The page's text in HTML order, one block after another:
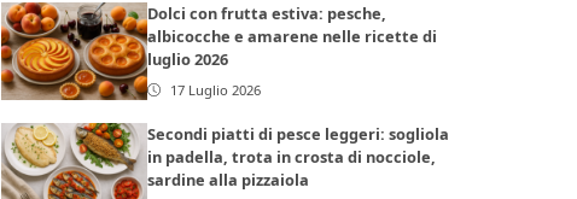
Dolci con frutta estiva: pesche,
albicocche e amarene nelle ricette di
luglio 2026
17 Luglio 2026
Secondi piatti di pesce leggeri: sogliola
in padella, trota in crosta di nocciole,
sardine alla pizzaiola